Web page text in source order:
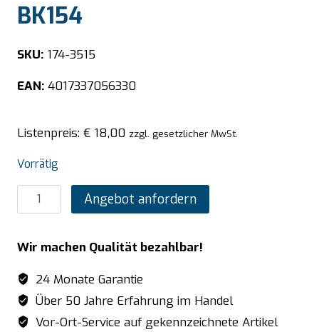
BK154
SKU: 174-3515
EAN: 4017337056330
Listenpreis: € 18,00 zzgl. gesetzlicher MwSt.
Vorrätig
SARO
Bäckereikiste
Modell
BK154
Menge
Angebot anfordern
Wir machen Qualität bezahlbar!
24 Monate Garantie
Über 50 Jahre Erfahrung im Handel
Vor-Ort-Service auf gekennzeichnete Artikel